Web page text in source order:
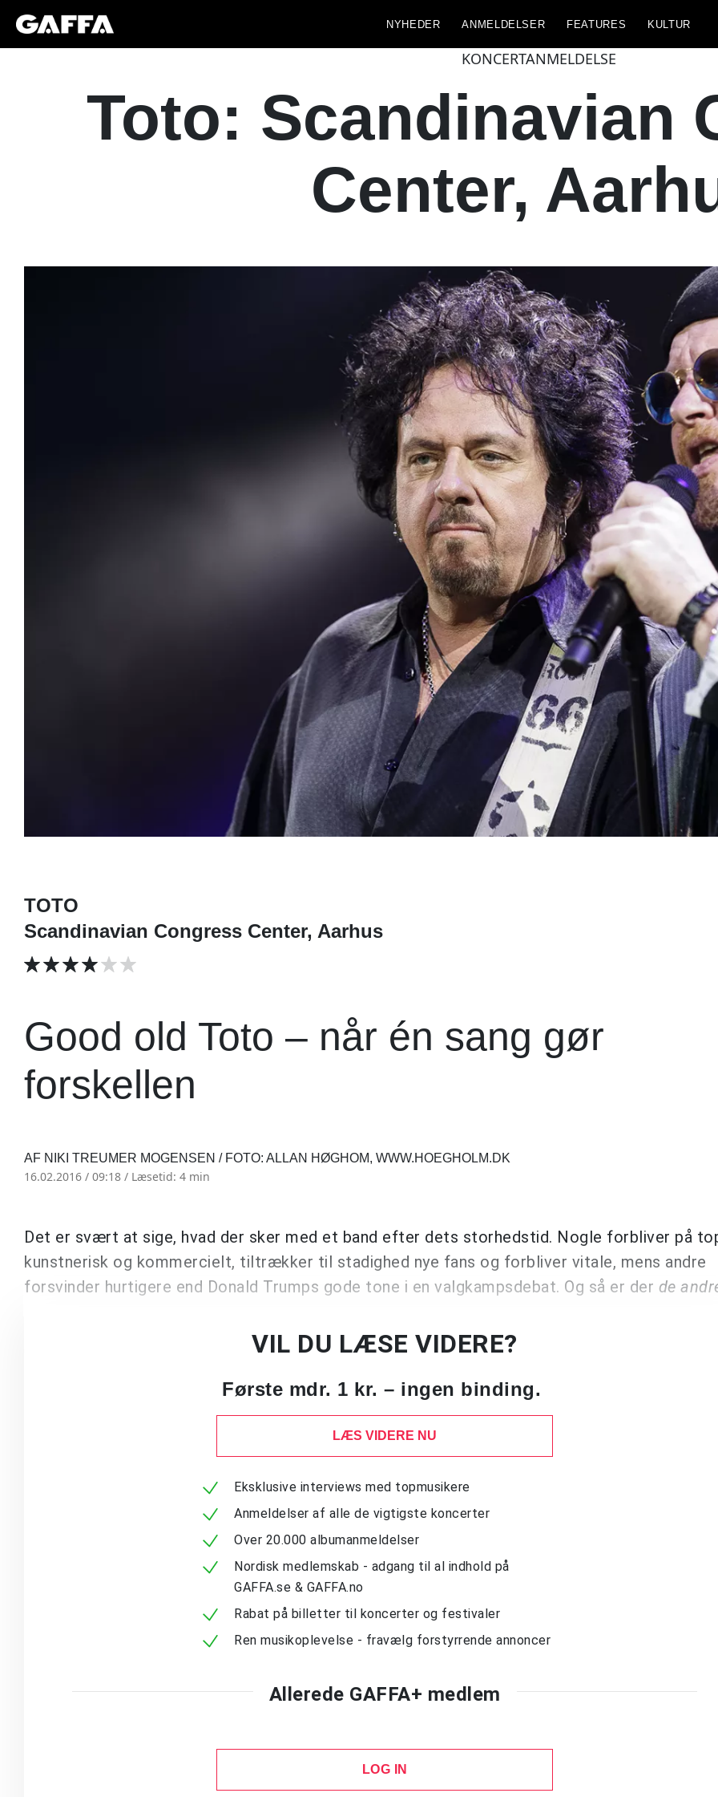
NYHEDER ANMELDELSER FEATURES KULTUR
KONCERTANMELDELSE
Toto: Scandinavian
Center,
TOTO
Scandinavian Congress Center, Aarhus
Good old Toto – når én sang gør
forskellen
AF NIKI TREUMER MOGENSEN / FOTO: ALLAN HØGHOM, WWW.HOEGHOLM.DK
16.02.2016 / 09:18 / Læsetid: 4 min
Det er svært at sige, hvad der sker med et band efter dets storhedstid. Nogle forbliver på
kunstnerisk og kommercielt, tiltrækker til stadighed nye fans og forbliver vitale, mens andre
forsvinder hurtigere end Donald Trumps gode tone i en valgkampsdebat. Og så er der de
VIL DU LÆSE VIDERE?
Første mdr. 1 kr. – ingen binding.
LÆS VIDERE NU
Eksklusive interviews med topmusikere
Anmeldelser af alle de vigtigste koncerter
Over 20.000 albumanmeldelser
Nordisk medlemskab - adgang til al indhold på
GAFFA.se & GAFFA.no
Rabat på billetter til koncerter og festivaler
Ren musikoplevelse - fravælg forstyrrende annoncer
Allerede GAFFA+ medlem
LOG IN